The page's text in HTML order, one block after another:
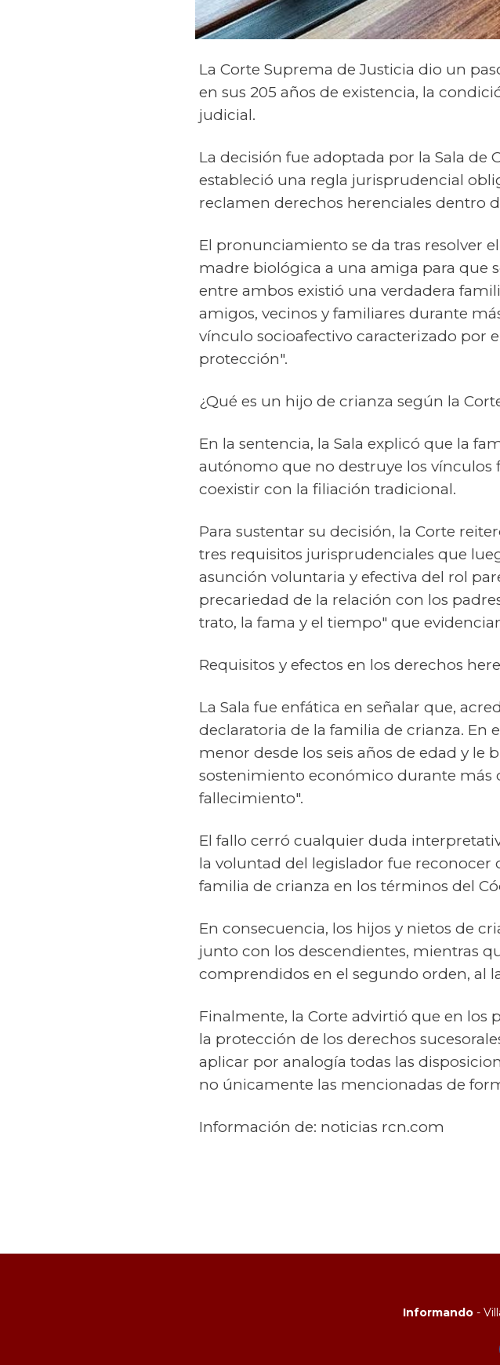
La Corte Suprema de Justicia dio un
en sus 205 años de existencia, la
judicial.
La decisión fue adoptada por la Sala de
estableció una regla jurisprudencial
reclamen derechos herenciales dentro
El pronunciamiento se da tras resolver
madre biológica a una amiga para que
entre ambos existió una verdadera
amigos, vecinos y familiares durante
vínculo socioafectivo caracterizado por
protección".
¿Qué es un hijo de crianza según la
En la sentencia, la Sala explicó que la
autónomo que no destruye los vínculos
coexistir con la filiación tradicional.
Para sustentar su decisión, la Corte
tres requisitos jurisprudenciales que
asunción voluntaria y efectiva del rol
precariedad de la relación con los
trato, la fama y el tiempo" que
Requisitos y efectos en los derechos
La Sala fue enfática en señalar que,
declaratoria de la familia de crianza. En
menor desde los seis años de edad y
sostenimiento económico durante más
fallecimiento".
El fallo cerró cualquier duda
la voluntad del legislador fue reconocer
familia de crianza en los términos del
En consecuencia, los hijos y nietos de
junto con los descendientes, mientras
comprendidos en el segundo orden, al
Finalmente, la Corte advirtió que en los
la protección de los derechos
aplicar por analogía todas las
no únicamente las mencionadas de
Información de: noticias rcn.com
Informando -